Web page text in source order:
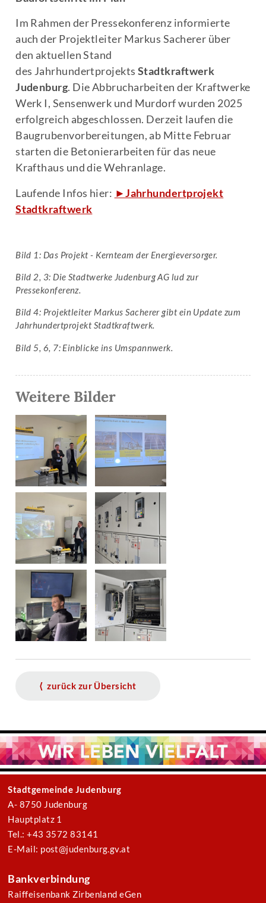
Im Rahmen der Pressekonferenz informierte
auch der Projektleiter Markus Sacherer über
den aktuellen Stand
des JahrhundertprojektsStadtkraftwerk
Judenburg. Die Abbrucharbeiten der Kraftwerke
Werk I, Sensenwerk und Murdorf wurden 2025
erfolgreich abgeschlossen. Derzeit laufen die
Baugrubenvorbereitungen, ab Mitte Februar
starten die Betonierarbeiten für das neue
Krafthaus und die Wehranlage.
Laufende Infos hier: ►Jahrhundertprojekt
Stadtkraftwerk
Bild 1: Das Projekt - Kernteam der Energieversorger.
Bild 2, 3: Die Stadtwerke Judenburg AG lud zur
Pressekonferenz.
Bild 4: Projektleiter Markus Sacherer gibt ein Update zum
Jahrhundertprojekt Stadtkraftwerk.
Bild 5, 6, 7: Einblicke ins Umspannwerk.
Weitere Bilder
⟨ zurück zur Übersicht
Stadtgemeinde Judenburg
A- 8750 Judenburg
Hauptplatz 1
Tel.: +43 3572 83141
E-Mail: post@judenburg.gv.at
Bankverbindung
Raiffeisenbank Zirbenland eGen